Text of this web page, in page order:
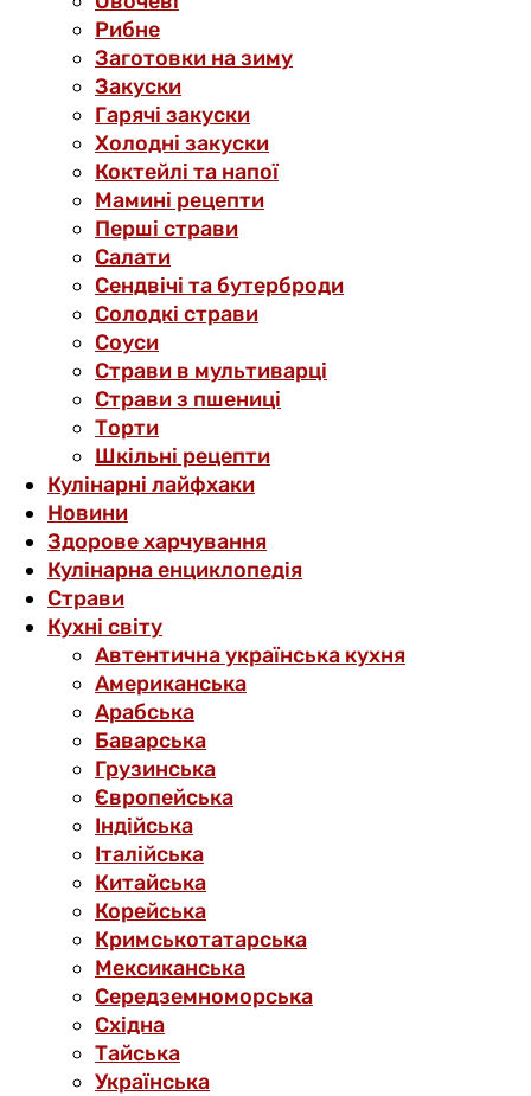
Рибне
Заготовки на зиму
Закуски
Гарячі закуски
Холодні закуски
Коктейлі та напої
Мамині рецепти
Перші страви
Салати
Сендвічі та бутерброди
Солодкі страви
Соуси
Страви в мультиварці
Страви з пшениці
Торти
Шкільні рецепти
Кулінарні лайфхаки
Новини
Здорове харчування
Кулінарна енциклопедія
Страви
Кухні світу
Автентична українська кухня
Американська
Арабська
Баварська
Грузинська
Європейська
Індійська
Італійська
Китайська
Корейська
Кримськотатарська
Мексиканська
Середземноморська
Східна
Тайська
Українська